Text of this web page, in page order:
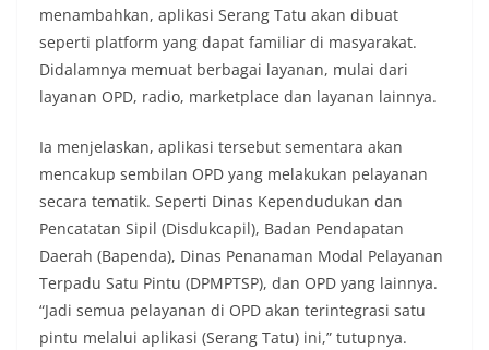
menambahkan, aplikasi Serang Tatu akan dibuat
seperti platform yang dapat familiar di masyarakat.
Didalamnya memuat berbagai layanan, mulai dari
layanan OPD, radio, marketplace dan layanan lainnya.
Ia menjelaskan, aplikasi tersebut sementara akan
mencakup sembilan OPD yang melakukan pelayanan
secara tematik. Seperti Dinas Kependudukan dan
Pencatatan Sipil (Disdukcapil), Badan Pendapatan
Daerah (Bapenda), Dinas Penanaman Modal Pelayanan
Terpadu Satu Pintu (DPMPTSP), dan OPD yang lainnya.
“Jadi semua pelayanan di OPD akan terintegrasi satu
pintu melalui aplikasi (Serang Tatu) ini,” tutupnya.